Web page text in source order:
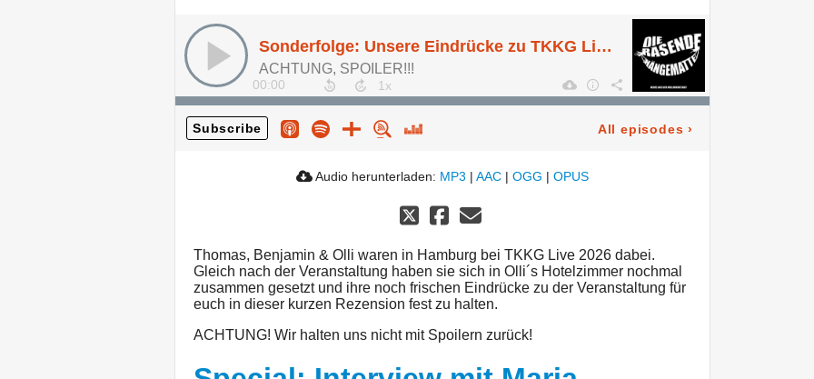
Sonderfolge: Unsere Eindrücke zu TKKG Live - "Das verschollene Zepter von Gizeh"
ACHTUNG, SPOILER!!!
00:00
Subscribe All episodes ›
Audio herunterladen: MP3 | AAC | OGG | OPUS
Thomas, Benjamin & Olli waren in Hamburg bei TKKG Live 2026 dabei.
Gleich nach der Veranstaltung haben sie sich in Olli´s Hotelzimmer nochmal
zusammen gesetzt und ihre noch frischen Eindrücke zu der Veranstaltung für
euch in dieser kurzen Rezension fest zu halten.
ACHTUNG! Wir halten uns nicht mit Spoilern zurück!